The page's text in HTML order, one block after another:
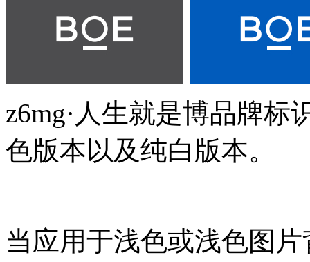
z6mg·人生就是博品牌
色版本以及纯白版本。
当应用于浅色或浅色图